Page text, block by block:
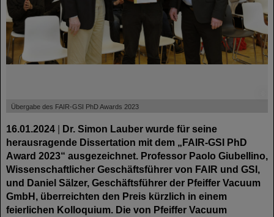
Übergabe des FAIR-GSI PhD Awards 2023
16.01.2024 | Dr. Simon Lauber wurde für seine
herausragende Dissertation mit dem „FAIR-GSI PhD
Award 2023“ ausgezeichnet. Professor Paolo Giubellino,
Wissenschaftlicher Geschäftsführer von FAIR und GSI,
und Daniel Sälzer, Geschäftsführer der Pfeiffer Vacuum
GmbH, überreichten den Preis kürzlich in einem
feierlichen Kolloquium. Die von Pfeiffer Vacuum